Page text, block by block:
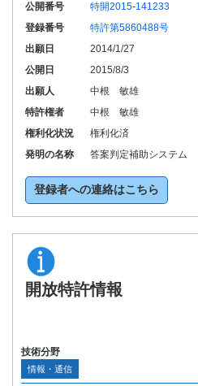
公開番号
特開2015-141233
登録番号
特許第5860488号
出願日
2014/1/27
公開日
2015/8/3
出願人
中根 敏雄
特許権者
中根 敏雄
権利化状況
権利化済
発明の名称
答案判定補助システム
登録者への連絡はこちら
開放特許情報
技術分野
情報・通信